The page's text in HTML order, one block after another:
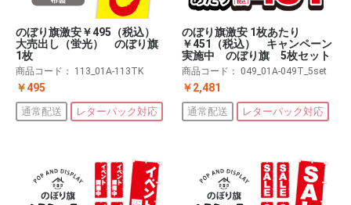
のぼり旗激安￥495（税込）
大売出し（蛍光） のぼり旗
1枚
商品コード： 113_01A-113TK
￥495
通常配送 レターパック対応
のぼり旗激安 1枚あたり
￥451（税込） キャンペーン
実施中 のぼり旗 5枚セット
商品コード： 049_01A-049T_5set
￥2,481
通常配送 レターパック対応